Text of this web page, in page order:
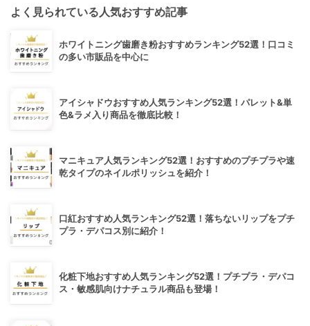
よく見られている人気おすすめ記事
ホワイトニング歯磨き粉おすすめランキング52選！口コミ
の多い市販品を中心に
アイシャドウおすすめ人気ランキング52選！パレット&単
色&ラメ入り商品を徹底比較！
マニキュア人気ランキング52選！おすすめのプチプラや速
乾タイプのネイルポリッシュを紹介！
口紅おすすめ人気ランキング52選！落ちないリップをプチ
プラ・デパコス別に紹介！
化粧下地おすすめ人気ランキング52選！プチプラ・デパコ
ス・敏感肌向けナチュラル商品も登場！